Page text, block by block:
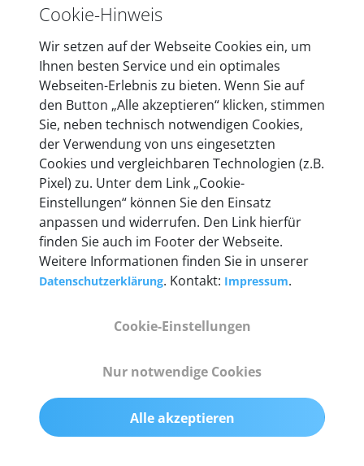
In den Kfz-Diagnosegeräten von autoaid stecken
entwickeln wir unsere Produkte am Standort in
Berlin laufend weiter. Auf diese Qualität vertrauen
heute mehr als 60.000 Privatkunden und
Unternehmen.
Technische Details &
Lieferumfang
55 mm x 25 mm x 12 mm
200 g
Cookie-Hinweis
Wir setzen auf der Webseite Cookies ein, um
Ihnen besten Service und ein optimales
Webseiten-Erlebnis zu bieten. Wenn Sie auf
den Button „Alle akzeptieren“ klicken, stimmen
Sie, neben technisch notwendigen Cookies,
der Verwendung von uns eingesetzten
Cookies und vergleichbaren Technologien (z.B.
Pixel) zu. Unter dem Link „Cookie-
Einstellungen“ können Sie den Einsatz
anpassen und widerrufen. Den Link hierfür
finden Sie auch im Footer der Webseite.
Weitere Informationen finden Sie in unserer
Datenschutzerklärung. Kontakt: Impressum.
Cookie-Einstellungen
Nur notwendige Cookies
Alle akzeptieren